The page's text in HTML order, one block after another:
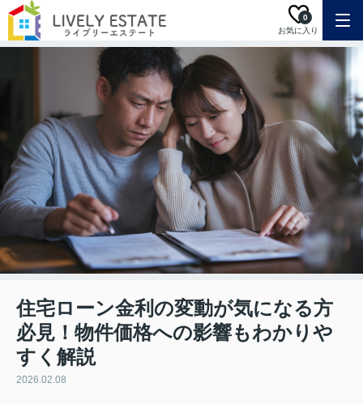
お気に入り
0
住宅ローン金利の変動が気になる方
必見！物件価格への影響もわかりや
すく解説
2026.02.08